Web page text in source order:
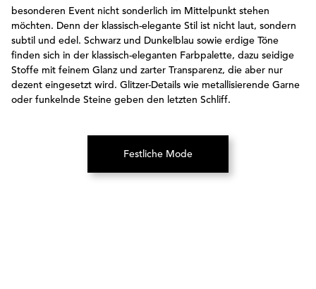
besonderen Event nicht sonderlich im Mittelpunkt stehen
möchten. Denn der klassisch-elegante Stil ist nicht laut, sondern
subtil und edel. Schwarz und Dunkelblau sowie erdige Töne
finden sich in der klassisch-eleganten Farbpalette, dazu seidige
Stoffe mit feinem Glanz und zarter Transparenz, die aber nur
dezent eingesetzt wird. Glitzer-Details wie metallisierende Garne
oder funkelnde Steine geben den letzten Schliff.
Festliche Mode(Öffnet in neuem Tab)